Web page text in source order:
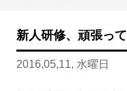
新人研修、頑張って
2016,05,11, 水曜日